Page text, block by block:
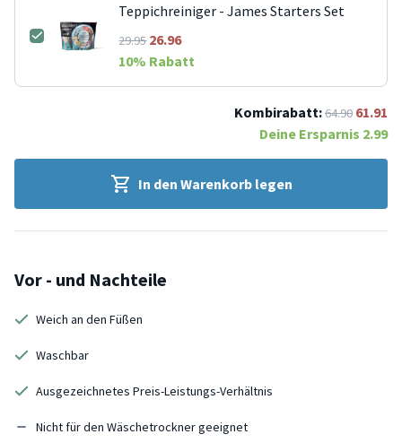
Teppichreiniger - James Starters Set
29.9526.96
10% Rabatt
Kombirabatt:64.90 61.91
Deine Ersparnis 2.99
In den Warenkorb legen
Vor - und Nachteile
Weich an den Füßen
Waschbar
Ausgezeichnetes Preis-Leistungs-Verhältnis
Nicht für den Wäschetrockner geeignet